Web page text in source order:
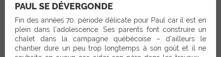
PAUL SE DÉVERGONDE
Fin des années 70, période délicate pour Paul car il est en
plein dans l’adolescence. Ses parents font construire un
chalet dans la campagne québécoise – d’ailleurs le
chantier dure un peu trop longtemps à son goût et il ne